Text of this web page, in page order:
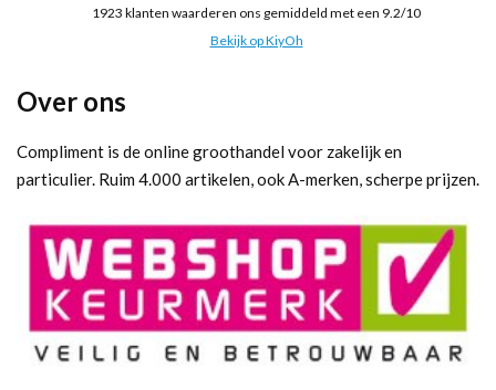
1923 klanten waarderen ons gemiddeld met een 9.2/10
Bekijk op KiyOh
Over ons
Compliment is de online groothandel voor zakelijk en
particulier. Ruim 4.000 artikelen, ook A-merken, scherpe prijzen.